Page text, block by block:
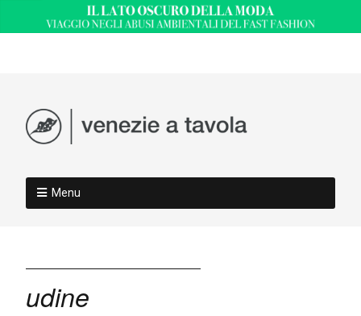
Menu
udine